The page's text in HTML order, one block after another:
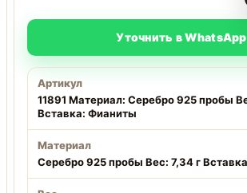
Уточнить в WhatsApp
Артикул
11891 Материал: Серебро 925 пробы
Вставка: Фианиты
Материал
Серебро 925 пробы Вес: 7,34 г